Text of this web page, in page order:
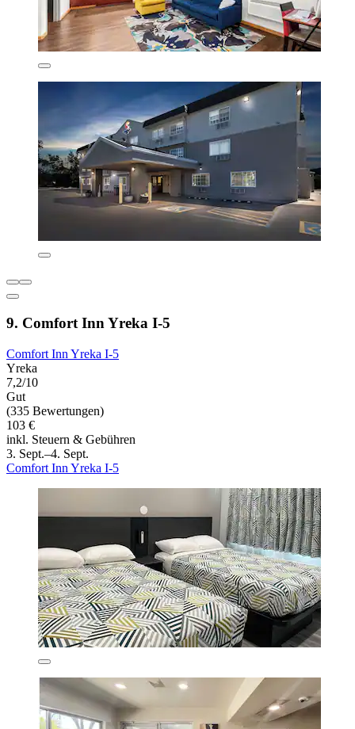
9. Comfort Inn Yreka I-5
Comfort Inn Yreka I-5
Yreka
7,2/10
Gut
(335 Bewertungen)
103 €
inkl. Steuern & Gebühren
3. Sept.–4. Sept.
Comfort Inn Yreka I-5